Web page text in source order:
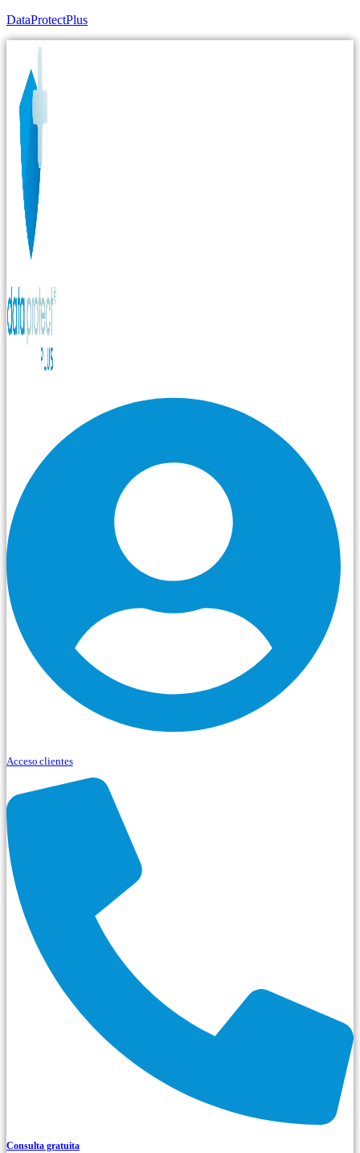
DataProtectPlus
Acceso clientes
Consulta gratuita